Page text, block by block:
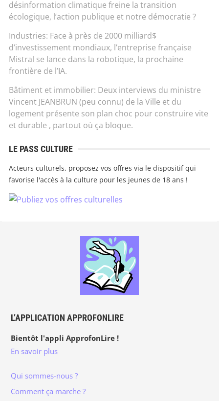
désinformation climatique freine la transition
écologique, l’action publique et notre démocratie ?
Industries: Face à près de 2000 milliard$
d’investissement mondiaux, l’entreprise française
Mistral se lance dans la robotique, la prochaine
frontière de l’IA.
Bâtiment et immobilier: Deux interviews du ministre
Vincent JEANBRUN (peu connu) de la Ville et du
logement présente son plan choc pour construire vite
et durable , partout où ça bloque.
LE PASS CULTURE
Acteurs culturels, proposez vos offres via le dispositif qui
favorise l'accès à la culture pour les jeunes de 18 ans !
L’APPLICATION APPROFONLIRE
Bientôt l'appli ApprofonLire !
En savoir plus
Qui sommes-nous ?
Comment ça marche ?